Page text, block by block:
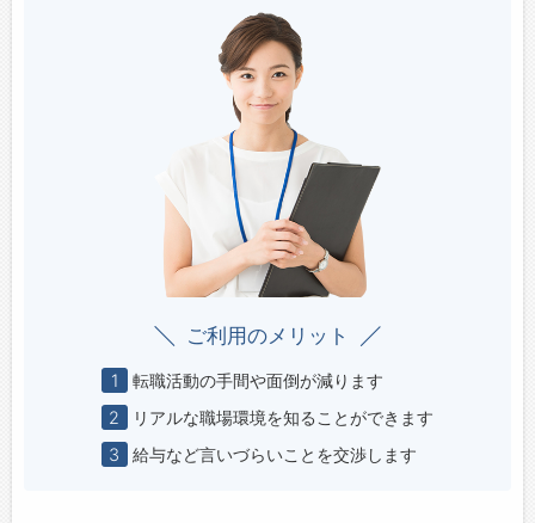
ご利用のメリット
1
転職活動の手間や面倒が減ります
2
リアルな職場環境を知ることができます
3
給与など言いづらいことを交渉します